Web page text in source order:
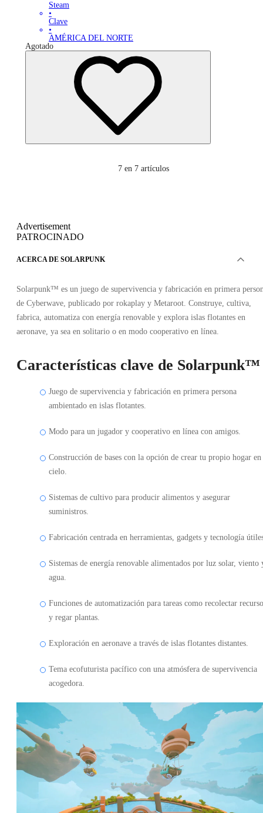
Steam
•
Clave
•
AMÉRICA DEL NORTE
Agotado
7 en 7 artículos
Advertisement
PATROCINADO
ACERCA DE SOLARPUNK
Solarpunk™ es un juego de supervivencia y fabricación en primera
de Cyberwave, publicado por rokaplay y Metaroot. Construye, cultiva,
fabrica, automatiza con energía renovable y explora islas flotantes en
aeronave, ya sea en solitario o en modo cooperativo en línea.
Características clave de Solarpunk™
Juego de supervivencia y fabricación en primera persona
ambientado en islas flotantes.
Modo para un jugador y cooperativo en línea con amigos.
Construcción de bases con la opción de crear tu propio hogar en
cielo.
Sistemas de cultivo para producir alimentos y asegurar
suministros.
Fabricación centrada en herramientas, gadgets y tecnología
Sistemas de energía renovable alimentados por luz solar, viento
agua.
Funciones de automatización para tareas como recolectar
y regar plantas.
Exploración en aeronave a través de islas flotantes distantes.
Tema ecofuturista pacífico con una atmósfera de supervivencia
acogedora.